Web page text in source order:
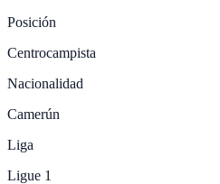
Posición
Centrocampista
Nacionalidad
Camerún
Liga
Ligue 1